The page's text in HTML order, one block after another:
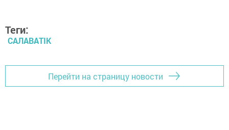
Теги:
САЛАВАTIK
Перейти на страницу новости